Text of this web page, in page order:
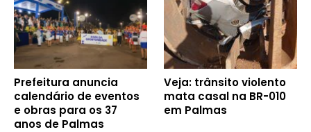
Prefeitura anuncia
calendário de eventos
e obras para os 37
anos de Palmas
Veja: trânsito violento
mata casal na BR-010
em Palmas